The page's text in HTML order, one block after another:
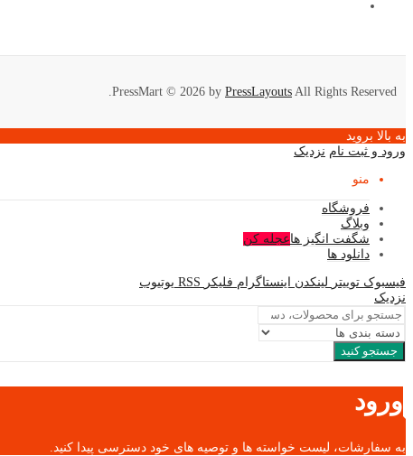
PressMart © 2026 by PressLayouts All Rights Reserved.
به بالا بروید
ورود و ثبت نام نزدیک
منو
فروشگاه
وبلاگ
شگفت انگیز هاعجله کن
دانلود ها
فیسبوک توییتر لینکدن اینستاگرام فلیکر RSS یوتیوب
نزدیک
جستجو کنید
ورود
به سفارشات، لیست خواسته ها و توصیه های خود دسترسی پیدا کنید.